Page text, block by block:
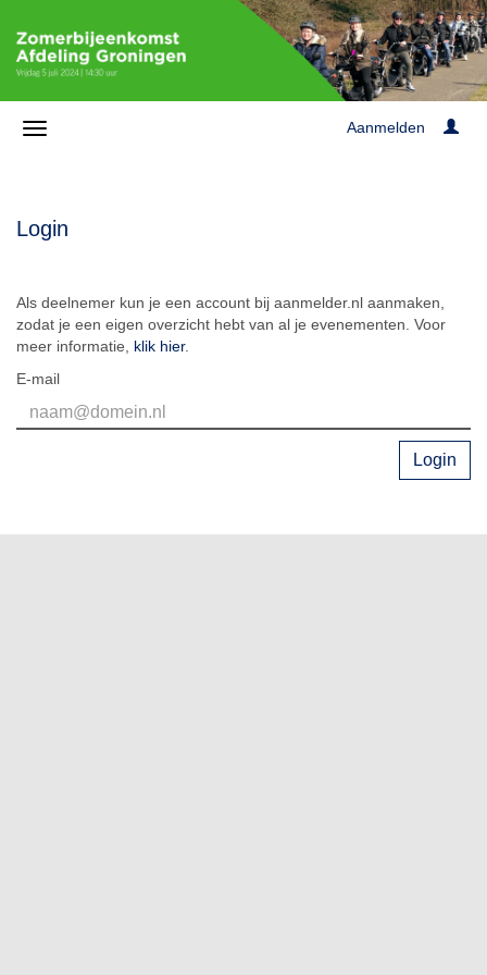
Aanmelden
Login
Als deelnemer kun je een account bij aanmelder.nl aanmaken,
zodat je een eigen overzicht hebt van al je evenementen. Voor
meer informatie, klik hier.
E-mail
Login